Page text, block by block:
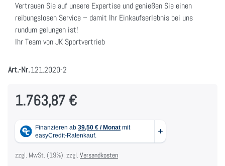
Vertrauen Sie auf unsere Expertise und genießen Sie einen
reibungslosen Service – damit Ihr Einkaufserlebnis bei uns
rundum gelungen ist!
Ihr Team von JK Sportvertrieb
Art.-Nr.121.2020-2
1.763,87 €
zzgl. MwSt. (19%), zzgl. Versandkosten